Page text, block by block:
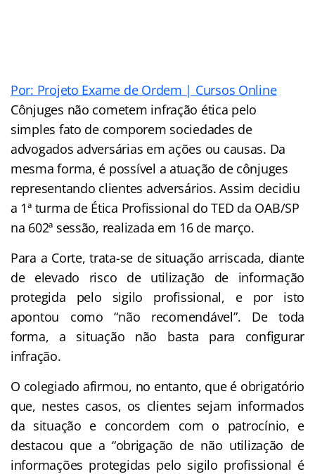
Por: Projeto Exame de Ordem | Cursos Online
Cônjuges não cometem infração ética pelo
simples fato de comporem sociedades de
advogados adversárias em ações ou causas. Da
mesma forma, é possível a atuação de cônjuges
representando clientes adversários. Assim decidiu
a 1ª turma de Ética Profissional do TED da OAB/SP
na 602ª sessão, realizada em 16 de março.
Para a Corte, trata-se de situação arriscada, diante
de elevado risco de utilização de informação
protegida pelo sigilo profissional, e por isto
apontou como “não recomendável”. De toda
forma, a situação não basta para configurar
infração.
O colegiado afirmou, no entanto, que é obrigatório
que, nestes casos, os clientes sejam informados
da situação e concordem com o patrocínio, e
destacou que a “obrigação de não utilização de
informações protegidas pelo sigilo profissional é